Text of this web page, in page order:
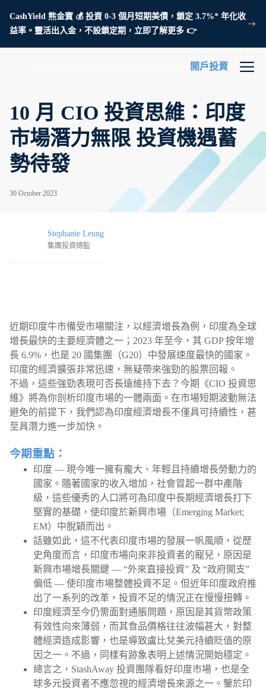
CashYield 熊金寶 💰 投資 0-3 個月短期美債，鎖定 3.7%* 年化收
益率。靈活出入金，不設鎖定期，立即了解更多 👉
開戶投資
10 月 CIO 投資思維：印度
市場潛力無限 投資機遇蓄
勢待發
30 October 2023
Stephanie Leung
集團投資總監
近期印度牛市備受市場關注，以經濟增長為例，印度為全球
增長最快的主要經濟體之一；2023 年至今，其 GDP 按年增
長 6.9%，也是 20 國集團（G20）中發展速度最快的國家。
印度的經濟擴張非常迅速，無疑帶來強勁的股票回報。
不過，這些強勁表現可否長遠維持下去？今期《CIO 投資思
維》將為你剖析印度市場的一體兩面。在市場短期波動無法
避免的前提下，我們認為印度經濟增長不僅具可持續性，甚
至具潛力進一步加快。
今期重點：
印度 — 現今唯一擁有龐大、年輕且持續增長勞動力的
國家。隨著國家的收入增加，社會冒起一群中產階
級，這些優秀的人口將可為印度中長期經濟增長打下
堅實的基礎，使印度於新興市場（Emerging Market;
EM）中脫穎而出。
話雖如此，這不代表印度市場的發展一帆風順，從歷
史角度而言，印度市場向來非投資者的寵兒，原因是
新興市場增長關鍵 — “外來直接投資” 及 “政府開支”
偏低 — 使印度市場整體投資不足。但近年印度政府推
出了一系列的改革，投資不足的情況正在慢慢扭轉。
印度經濟至今仍需面對通脹問題，原因是其貨幣政策
有效性向來薄弱，而其食品價格往往波幅甚大，對整
體經濟造成影響，也是導致盧比兌美元持續貶值的原
因之一。不過，同樣有跡象表明上述情況開始穩定。
總言之，StashAway 投資團隊看好印度市場，也是全
球多元投資者不應忽視的經濟增長來源之一。鑒於印